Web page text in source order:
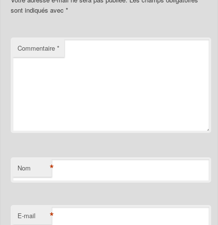
sont indiqués avec*
Commentaire*
Nom *
E-mail *